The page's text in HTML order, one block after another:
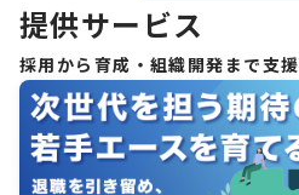
提供サービス
採用から育成・組織開発まで支援